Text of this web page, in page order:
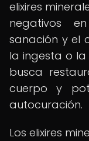
elixires
negativos
sanación y el
la ingesta o la
busca
cuerpo y
autocuración.
Los elixires